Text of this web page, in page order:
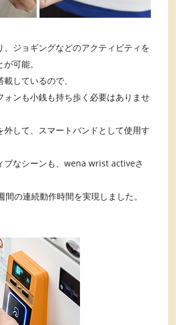
、ジョギングなどのアクティビティを
可能。
しているので、
ォンも小銭も持ち歩く必要はありませ
外して、スマートバンドとして使用す
ブなシーンも、wena wrist activeさ
間の連続動作時間を実現しました。